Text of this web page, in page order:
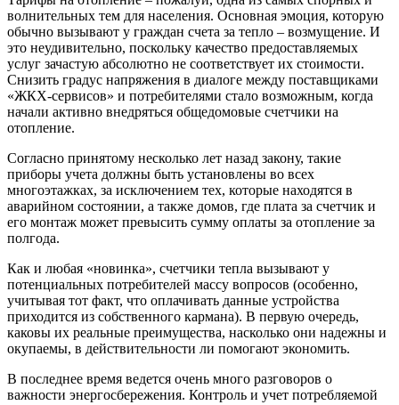
волнительных тем для населения. Основная эмоция, которую
обычно вызывают у граждан счета за тепло – возмущение. И
это неудивительно, поскольку качество предоставляемых
услуг зачастую абсолютно не соответствует их стоимости.
Снизить градус напряжения в диалоге между поставщиками
«ЖКХ-сервисов» и потребителями стало возможным, когда
начали активно внедряться общедомовые счетчики на
отопление.
Согласно принятому несколько лет назад закону, такие
приборы учета должны быть установлены во всех
многоэтажках, за исключением тех, которые находятся в
аварийном состоянии, а также домов, где плата за счетчик и
его монтаж может превысить сумму оплаты за отопление за
полгода.
Как и любая «новинка», счетчики тепла вызывают у
потенциальных потребителей массу вопросов (особенно,
учитывая тот факт, что оплачивать данные устройства
приходится из собственного кармана). В первую очередь,
каковы их реальные преимущества, насколько они надежны и
окупаемы, в действительности ли помогают экономить.
В последнее время ведется очень много разговоров о
важности энергосбережения. Контроль и учет потребляемой